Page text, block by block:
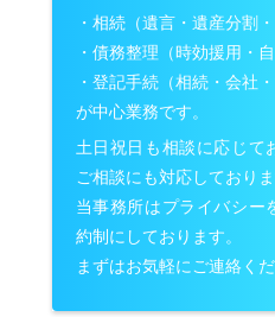
・相続（遺言・遺産分割・
・債務整理（時効援用・自
・登記手続（相続・会社・
が中心業務です。
土日祝日も相談に応じて
ご相談にも対応しておりま
当事務所はプライバシー
約制にしております。
まずはお気軽にご連絡くだ